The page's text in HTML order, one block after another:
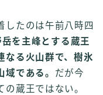
したのは午前八時四
を主峰とする蔵王
なる火山群で、樹氷
である。 だが今
の蔵王ではない。